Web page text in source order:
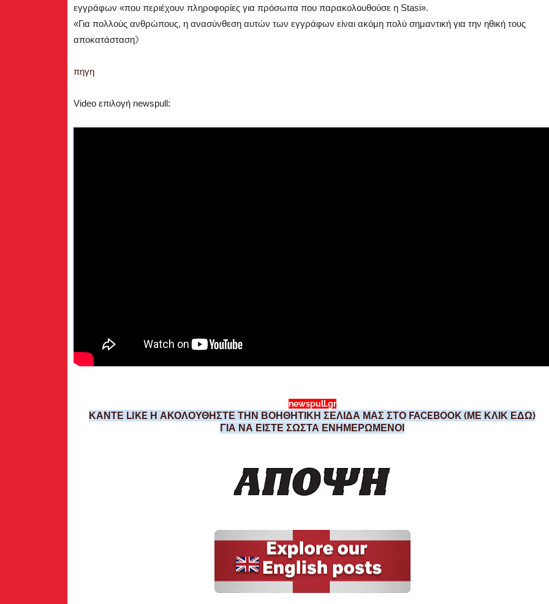
εγγράφων «που περιέχουν πληροφορίες για πρόσωπα που παρακολουθούσε η Stasi».
«Για πολλούς ανθρώπους, η ανασύνθεση αυτών των εγγράφων είναι ακόμη πολύ σημαντική για την ηθική τους
αποκατάσταση》
πηγη
Video επιλογή newspull:
newspull.gr
ΚΑΝΤΕ LIKE Η ΑΚΟΛΟΥΘΗΣΤΕ ΤΗΝ ΒΟΗΘΗΤΙΚΗ ΣΕΛΙΔΑ ΜΑΣ ΣΤΟ FACEBOOK (ΜΕ ΚΛΙΚ ΕΔΩ)
ΓΙΑ ΝΑ ΕΙΣΤΕ ΣΩΣΤΑ ΕΝΗΜΕΡΩΜΕΝΟΙ